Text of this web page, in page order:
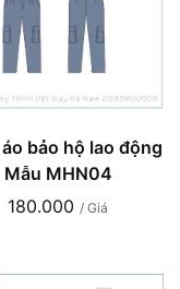
bảo hộ lao động
Mẫu MHN04
180.000 / Giá